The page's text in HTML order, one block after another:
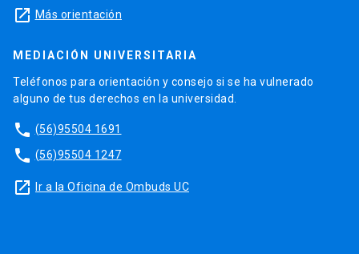
launch Más orientación
MEDIACIÓN UNIVERSITARIA
Teléfonos para orientación y consejo si se ha vulnerado
alguno de tus derechos en la universidad.
phone (56)95504 1691
phone (56)95504 1247
launch Ir a la Oficina de Ombuds UC